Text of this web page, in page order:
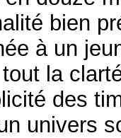
bien
à un
la
des
univers